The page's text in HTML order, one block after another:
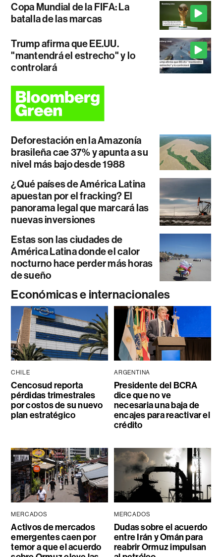
Copa Mundial de la FIFA: La
batalla de las marcas
Trump afirma que EE.UU.
"mantendrá el estrecho" y lo
controlará
Deforestación en la Amazonía
brasileña cae 37% y apunta a su
nivel más bajo desde 1988
¿Qué países de América Latina
apuestan por el fracking? El
panorama legal que marcará las
nuevas inversiones
Estas son las ciudades de
América Latina donde el calor
nocturno hace perder más horas
de sueño
Económicas e internacionales
CHILE
Cencosud reporta
pérdidas trimestrales
por costos de su nuevo
plan estratégico
ARGENTINA
Presidente del BCRA
dice que no ve
necesaria una baja de
encajes para reactivar el
crédito
MERCADOS
Activos de mercados
emergentes caen por
temor a que el acuerdo
MERCADOS
Dudas sobre el acuerdo
entre Irán y Omán para
reabrir Ormuz impulsan